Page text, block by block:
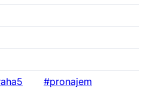
#pronajem